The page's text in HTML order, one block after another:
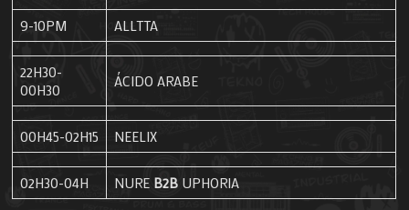
9-10PM ALLTTA
22H30-
00H30
ÁCIDO ARABE
00H45-02H15 NEELIX
02H30-04H NURE B2B UPHORIA